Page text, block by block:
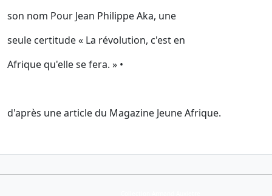
son nom Pour Jean Philippe Aka, une
seule certitude « La révolution, c'est en
Afrique qu'elle se fera. » •
d'après une article du Magazine Jeune Afrique.